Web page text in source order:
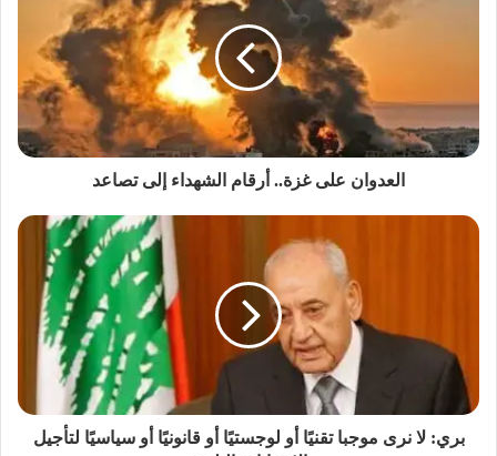
العدوان على غزة.. أرقام الشهداء إلى تصاعد
بري: لا نرى موجبا تقنيًا أو لوجستيًا أو قانونيًا أو سياسيًا لتأجيل